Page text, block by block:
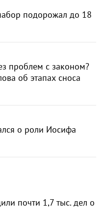
подорожал до 18
проблем с законом?
об этапах сноса
о роли Иосифа
почти 1,7 тыс. дел о